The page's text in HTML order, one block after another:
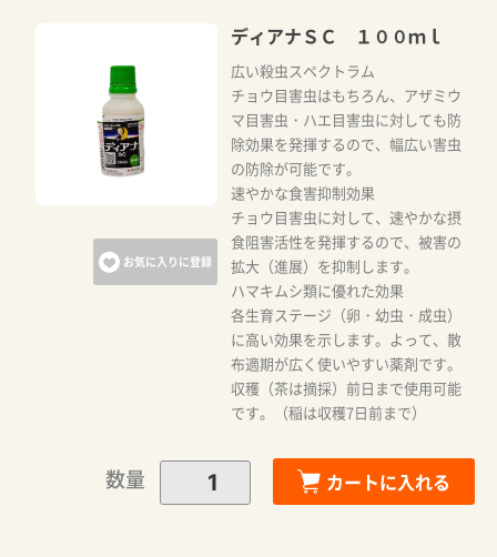
お気に入りに登録
ディアナＳＣ １００ｍｌ
広い殺虫スペクトラム
チョウ目害虫はもちろん、アザミウ
マ目害虫・ハエ目害虫に対しても防
除効果を発揮するので、幅広い害虫
の防除が可能です。
速やかな食害抑制効果
チョウ目害虫に対して、速やかな摂
食阻害活性を発揮するので、被害の
拡大（進展）を抑制します。
ハマキムシ類に優れた効果
各生育ステージ（卵・幼虫・成虫）
に高い効果を示します。よって、散
布適期が広く使いやすい薬剤です。
収穫（茶は摘採）前日まで使用可能
です。（稲は収穫7日前まで）
数量 カートに入れる